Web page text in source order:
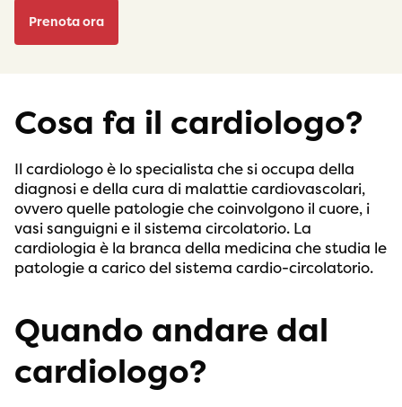
Prenota ora
Cosa fa il cardiologo?
Il cardiologo è lo specialista che si occupa della
diagnosi e della cura di malattie cardiovascolari,
ovvero quelle patologie che coinvolgono il cuore, i
vasi sanguigni e il sistema circolatorio. La
cardiologia è la branca della medicina che studia le
patologie a carico del sistema cardio-circolatorio.
Quando andare dal
cardiologo?